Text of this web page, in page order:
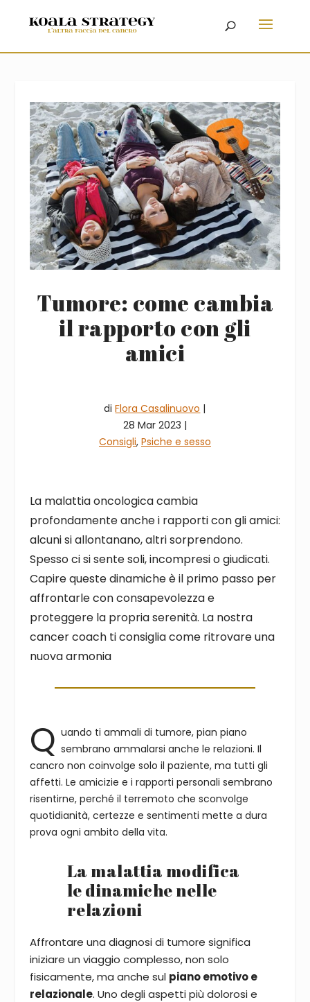
Tumore: come cambia
il rapporto con gli
amici
diFlora Casalinuovo |
28 Mar 2023 |
Consigli, Psiche e sesso
La malattia oncologica cambia
profondamente anche i rapporti con gli amici:
alcuni si allontanano, altri sorprendono.
Spesso ci si sente soli, incompresi o giudicati.
Capire queste dinamiche è il primo passo per
affrontarle con consapevolezza e
proteggere la propria serenità. La nostra
cancer coach ti consiglia come ritrovare una
nuova armonia
Q uando ti ammali di tumore, pian piano
sembrano ammalarsi anche le relazioni. Il
cancro non coinvolge solo il paziente, ma tutti gli
affetti. Le amicizie e i rapporti personali sembrano
risentirne, perché il terremoto che sconvolge
quotidianità, certezze e sentimenti mette a dura
prova ogni ambito della vita.
La malattia modifica
le dinamiche nelle
relazioni
Affrontare una diagnosi di tumore significa
iniziare un viaggio complesso, non solo
fisicamente, ma anche sul piano emotivo e
relazionale. Uno degli aspetti più dolorosi e